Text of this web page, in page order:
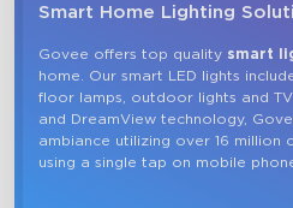
Smart Home Lighting
Govee offers top quality smart
home. Our smart LED lights
floor lamps, outdoor lights and
and DreamView technology,
ambiance utilizing over 16 million
using a single tap on mobile